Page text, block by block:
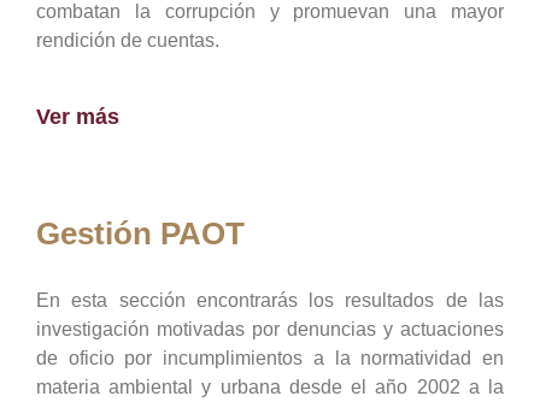
combatan la corrupción y promuevan una mayor
rendición de cuentas.
Ver más
Gestión PAOT
En esta sección encontrarás los resultados de las
investigación motivadas por denuncias y actuaciones
de oficio por incumplimientos a la normatividad en
materia ambiental y urbana desde el año 2002 a la